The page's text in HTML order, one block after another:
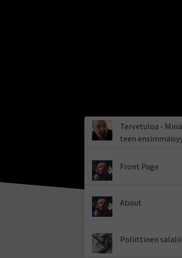
Tervetuloa - Minä
teen
Front Page
About
Poliittinen